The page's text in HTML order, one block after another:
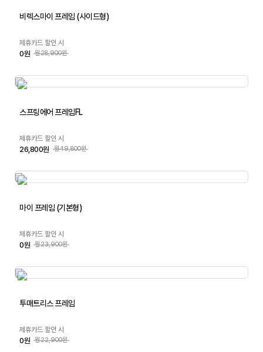
비렉스마이 프레임 (사이드형)
제휴카드 할인 시
0원 월28,900원
스프링에어 프레임FL
제휴카드 할인 시
26,800원 월49,800원
마이 프레임 (기본형)
제휴카드 할인 시
0원 월23,900원
투매트리스 프레임
제휴카드 할인 시
0원 월22,900원